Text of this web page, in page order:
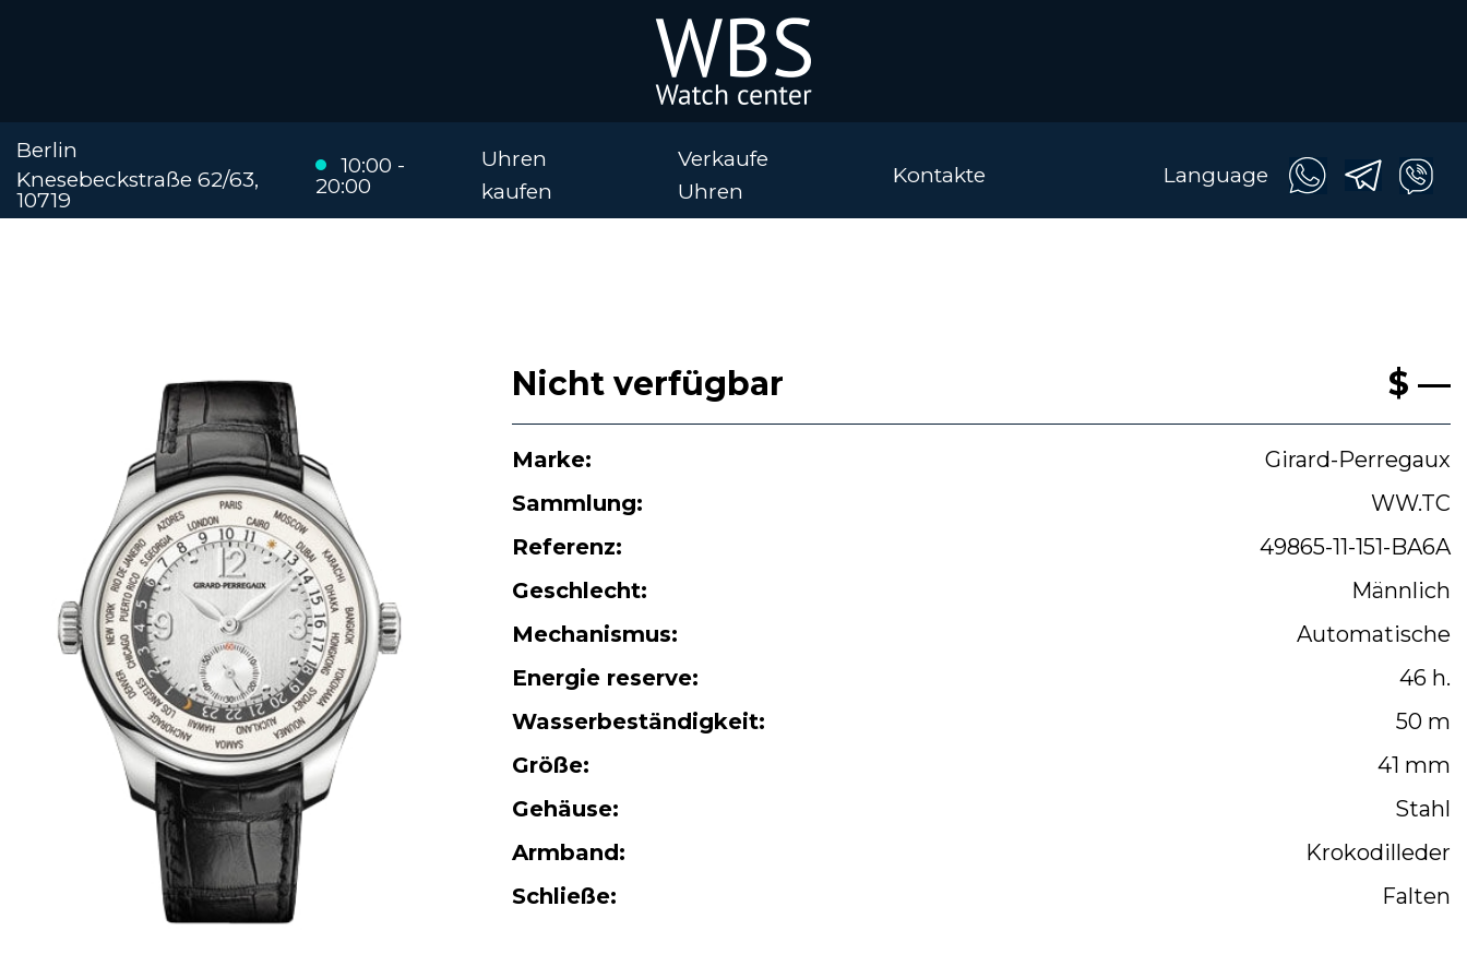
Uhren
kaufen
Verkaufe
Uhren
Kontakte
Berlin
Knesebeckstraße 62/63,
10719
10:00 -
20:00
Language
Nicht verfügbar $ —
Marke:
Girard-Perregaux
Sammlung:
WW.TC
Referenz:
49865-11-151-BA6A
Geschlecht:
Männlich
Mechanismus:
Automatische
Energie reserve:
46 h.
Wasserbeständigkeit:
50 m
Größe:
41 mm
Gehäuse:
Stahl
Armband:
Krokodilleder
Schließe:
Falten